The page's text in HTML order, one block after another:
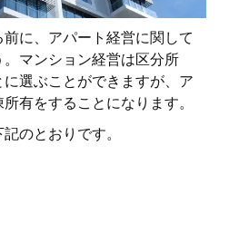
に、アパート経営に関して
マンション経営は区分所
選ぶことができますが、ア
有をすることになります。
のとおりです。